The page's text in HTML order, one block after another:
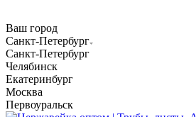
Ваш город
Санкт-Петербург
Санкт-Петербург
Челябинск
Екатеринбург
Москва
Первоуральск